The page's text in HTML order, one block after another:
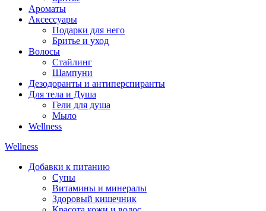
Ароматы
Аксессуары
Подарки для него
Бритье и уход
Волосы
Стайлинг
Шампуни
Дезодоранты и антиперспиранты
Для тела и Душа
Гели для душа
Мыло
Wellness
Wellness
Добавки к питанию
Супы
Витамины и минералы
Здоровый кишечник